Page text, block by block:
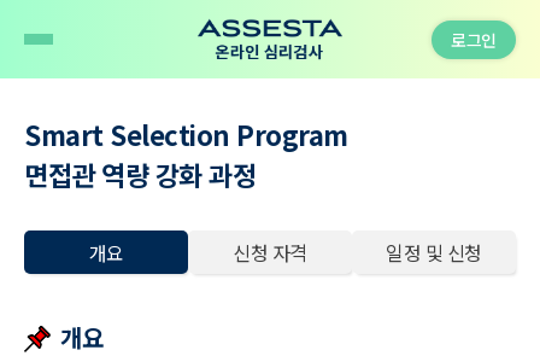
로그인
Smart Selection Program
면접관 역량 강화 과정
개요 신청 자격 일정 및 신청
개요